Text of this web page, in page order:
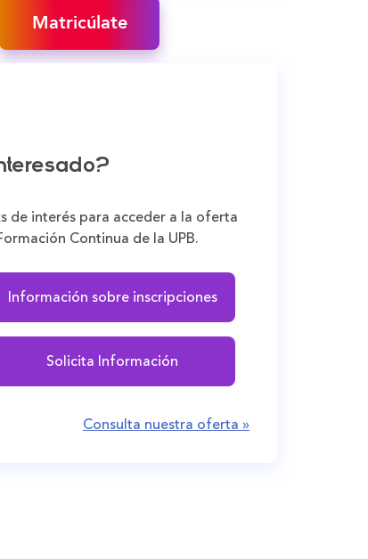
Matricúlate
de interés para acceder a la oferta
Continua de la UPB.
Información sobre inscripciones
Solicita Información
Consulta nuestra oferta »